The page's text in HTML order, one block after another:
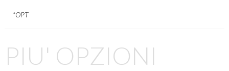
*OPT
PIU' OPZIONI